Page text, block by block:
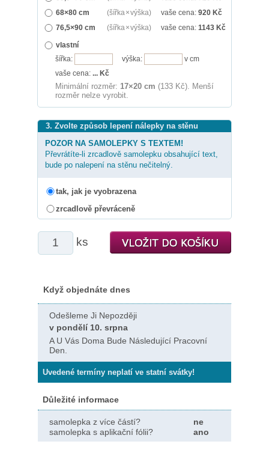
68×80 cm
(šířka × výška) vaše cena: 920 Kč
76,5×90 cm
(šířka × výška) vaše cena: 1143 Kč
vlastní
šířka:
výška:
v cm
vaše cena: ... Kč
Minimální rozměr: 17×20 cm (133 Kč). Menší
rozměr nelze vyrobit.
3. Zvolte způsob lepení nálepky na stěnu
POZOR NA SAMOLEPKY S TEXTEM!
Převrátíte-li zrcadlově samolepku obsahující text,
bude po nalepení na stěnu nečitelný.
tak, jak je vyobrazena
zrcadlově převráceně
ks
Když objednáte dnes
Odešleme Ji Nepozději
v pondělí 10. srpna
A U Vás Doma Bude Následující Pracovní
Den.
Uvedené termíny neplatí ve statní svátky!
Důležité informace
samolepka z více částí?
ne
samolepka s aplikační fólii?
ano